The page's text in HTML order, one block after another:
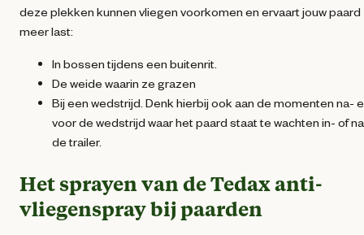
deze plekken kunnen vliegen voorkomen en ervaart jouw paard
meer last:
In bossen tijdens een buitenrit.
De weide waarin ze grazen
Bij een wedstrijd. Denk hierbij ook aan de momenten na-
voor de wedstrijd waar het paard staat te wachten in- of
de trailer.
Het sprayen van de Tedax anti-
vliegenspray bij paarden